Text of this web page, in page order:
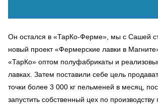
Он остался в «ТарКо-Ферме», мы с Сашей
новый проект «Фермерские лавки в
«ТарКо» оптом полуфабрикаты и
лавках. Затем поставили себе цель
точки более 3 000 кг пельменей в месяц,
запустить собственный цех по производству